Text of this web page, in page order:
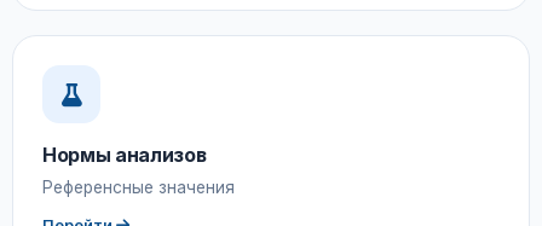
Нормы анализов
Референсные значения